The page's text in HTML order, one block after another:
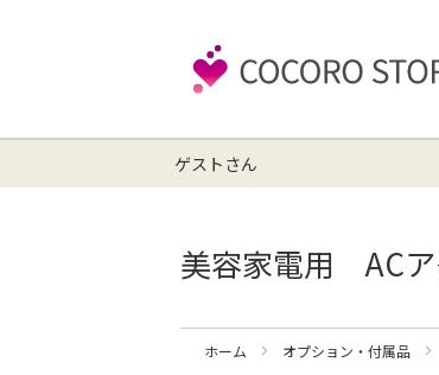
ゲストさん
美容家電用 AC
ホーム オプション・付属品